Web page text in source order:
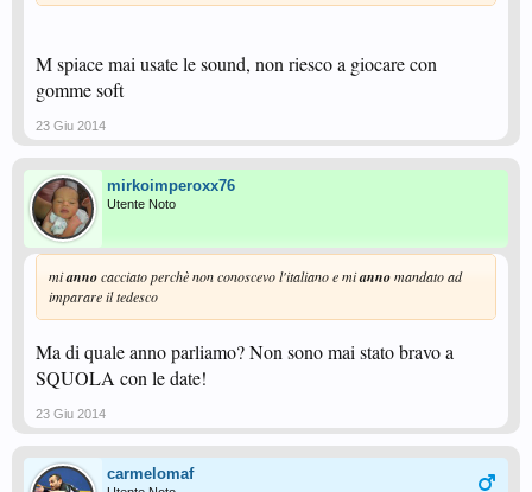
M spiace mai usate le sound, non riesco a giocare con
gomme soft
23 Giu 2014
mirkoimperoxx76
Utente Noto
miannocacciato perchè non conoscevo l'italiano e miannomandato ad
imparare il tedesco
Ma di quale anno parliamo? Non sono mai stato bravo a
SQUOLA con le date!
23 Giu 2014
carmelomaf